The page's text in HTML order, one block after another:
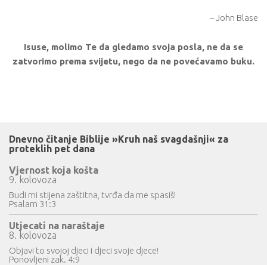
– John Blase
Isuse, molimo Te da gledamo svoja posla, ne da se
zatvorimo prema svijetu, nego da ne povećavamo buku.
Dnevno čitanje Biblije »Kruh naš svagdašnji« za
proteklih pet dana
Vjernost koja košta
9. kolovoza
Budi mi stijena zaštitna, tvrđa da me spasiš!
Psalam 31:3
Utjecati na naraštaje
8. kolovoza
Objavi to svojoj djeci i djeci svoje djece!
Ponovljeni zak. 4:9